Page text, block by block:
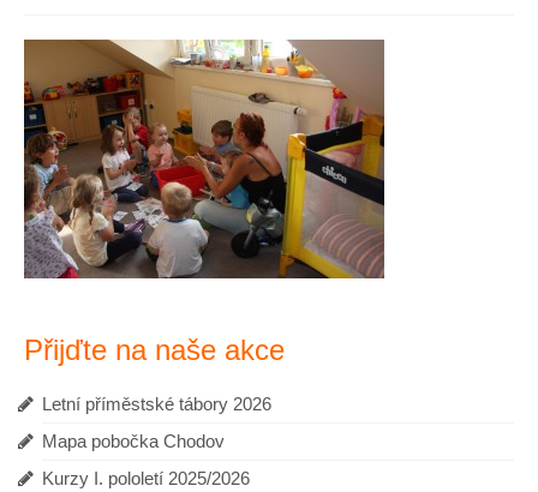
Pravidelné kurzy
Aktuality, příspěvky
Dětská skupina Pilné včelky – Chodov
Hlídání dětí
Pronájem prostor
Klubík Pilné včelky
Provozní řád centra Pilné včelky
Fotogalerie: rodinné centrum
Přijďte na naše akce
Letní příměstské tábory 2026
Mapa pobočka Chodov
Kurzy I. pololetí 2025/2026